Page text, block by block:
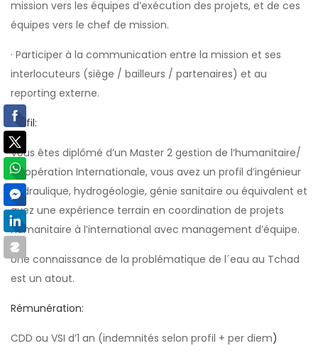
mission vers les équipes d’exécution des projets, et de ces
équipes vers le chef de mission.
· Participer à la communication entre la mission et ses
interlocuteurs (siège / bailleurs / partenaires) et au
reporting externe.
Profil:
Vous êtes diplômé d’un Master 2 gestion de l’humanitaire/
Coopération Internationale, vous avez un profil d’ingénieur
hydraulique, hydrogéologie, génie sanitaire ou équivalent et
avez une expérience terrain en coordination de projets
humanitaire à l’international avec management d’équipe.
Une connaissance de la problématique de l´eau au Tchad
est un atout.
Rémunération:
CDD ou VSI d’1 an (indemnités selon profil + per diem)